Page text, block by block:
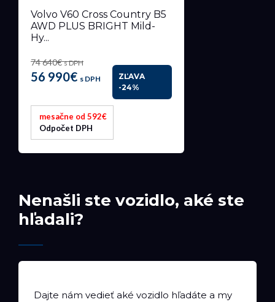
Volvo V60 Cross Country B5
AWD PLUS BRIGHT Mild-
Hy...
74 640€s DPH
56 990€ s DPH
ZĽAVA
-24%
mesačne od 592€
Odpočet DPH
Nenašli ste vozidlo, aké ste
hľadali?
Dajte nám vedieť aké vozidlo hľadáte a my